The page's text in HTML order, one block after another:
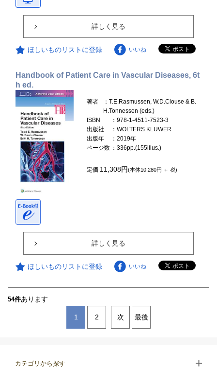
詳しく見る
ほしいものリストに登録 いいね
Handbook of Patient Care in Vascular Diseases, 6t
h ed.
著者
：T.E.Rasmussen, W.D.Clouse & B.
H.Tonnessen (eds.)
ISBN
：978-1-4511-7523-3
出版社
：WOLTERS KLUWER
出版年
：2019年
ページ数 ：336pp.(155illus.)
定価 11,308円(本体10,280円 ＋ 税)
詳しく見る
ほしいものリストに登録 いいね
54件あります
1 2 次 最後
カテゴリから探す